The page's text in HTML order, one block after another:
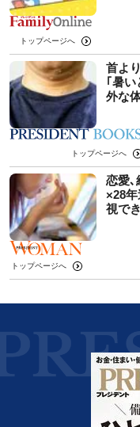
トップページへ
首よ
｢暑
外な
トップページへ
恋愛､
×28
視で
トップページへ